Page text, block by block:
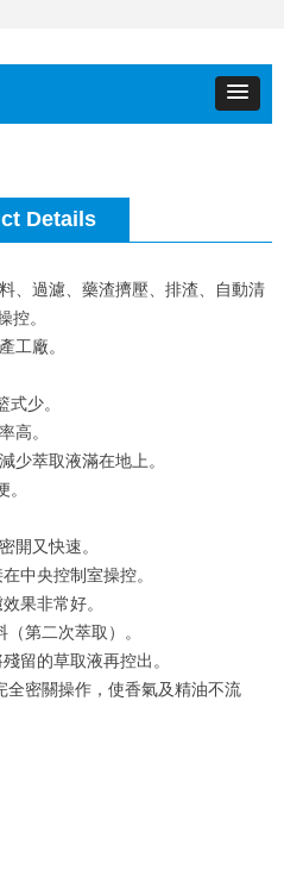
Details
、過濾、藥渣擠壓、排渣、自動清
控。
工廠。
少。
高。
少萃取液滿在地上。
開又快速。
中央控制室操控。
果非常好。
第二次萃取）。
留的草取液再控出。
全密關操作，使香氣及精油不流